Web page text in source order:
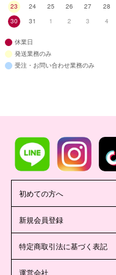
23
24 25 26 27 28
30
31 1 2 3 4
休業日
発送業務のみ
受注・お問い合わせ業務のみ
初めての方へ
新規会員登録
特定商取引法に基づく表記
運営会社